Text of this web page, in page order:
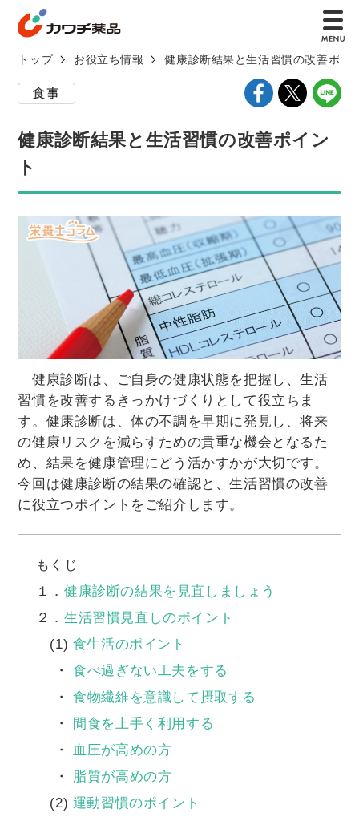
トップ お役立ち情報 健康診断結果と生活習慣の改善ポイ
健康診断結果と生活習慣の改善ポイン
ト
健康診断は、ご自身の健康状態を把握し、生活
習慣を改善するきっかけづくりとして役立ちま
す。健康診断は、体の不調を早期に発見し、将来
の健康リスクを減らすための貴重な機会となるた
め、結果を健康管理にどう活かすかが大切です。
今回は健康診断の結果の確認と、生活習慣の改善
に役立つポイントをご紹介します。
もくじ
１． 健康診断の結果を見直しましょう
２． 生活習慣見直しのポイント
(1) 食生活のポイント
・食べ過ぎない工夫をする
・食物繊維を意識して摂取する
・ 間食を上手く利用する
・ 血圧が高めの方
・ 脂質が高めの方
(2) 運動習慣のポイント